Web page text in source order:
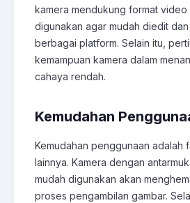
kamera mendukung format video
digunakan agar mudah diedit
berbagai platform. Selain itu,
kemampuan kamera dalam
cahaya rendah.
Kemudahan
Kemudahan penggunaan adalah
lainnya. Kamera dengan
mudah digunakan akan
proses pengambilan gambar.